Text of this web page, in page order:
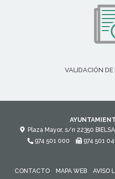
VALIDACIÓN
Plaza Mayor, s/n 22350
974 501 000
974 501
CONTACTO MAPA WEB AVISO